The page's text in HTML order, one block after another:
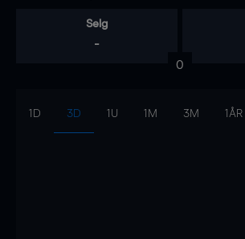
Selg
-
0
1D 3D 1U 1M 3M 1ÅR